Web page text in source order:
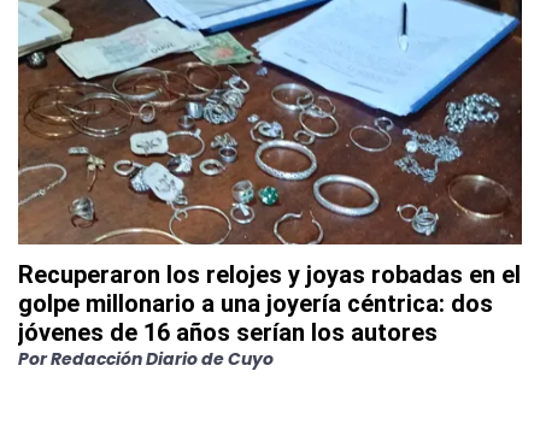
Recuperaron los relojes y joyas robadas en el
golpe millonario a una joyería céntrica: dos
jóvenes de 16 años serían los autores
PorRedacción Diario de Cuyo